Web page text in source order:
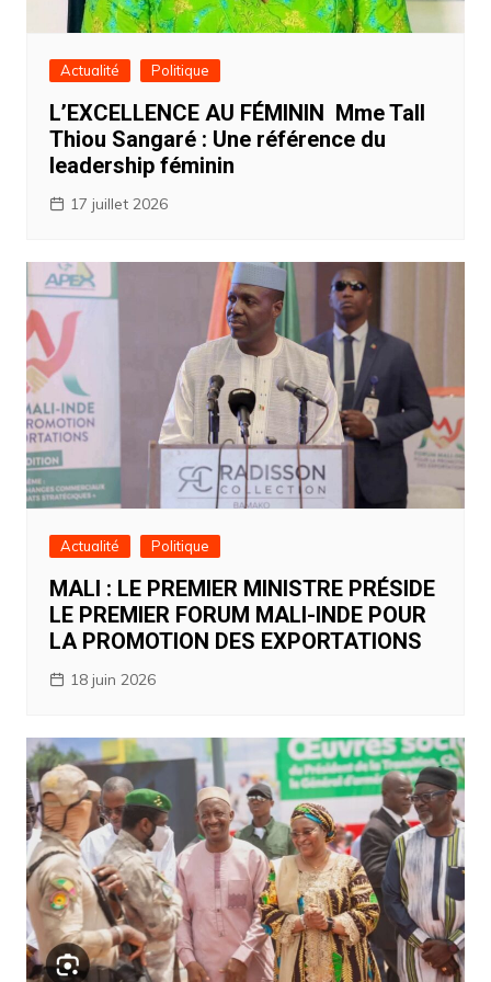
Actualité Politique
L’EXCELLENCE AU FÉMININ Mme Tall
Thiou Sangaré : Une référence du
leadership féminin
17 juillet 2026
Actualité Politique
MALI : LE PREMIER MINISTRE PRÉSIDE
LE PREMIER FORUM MALI-INDE POUR
LA PROMOTION DES EXPORTATIONS
18 juin 2026